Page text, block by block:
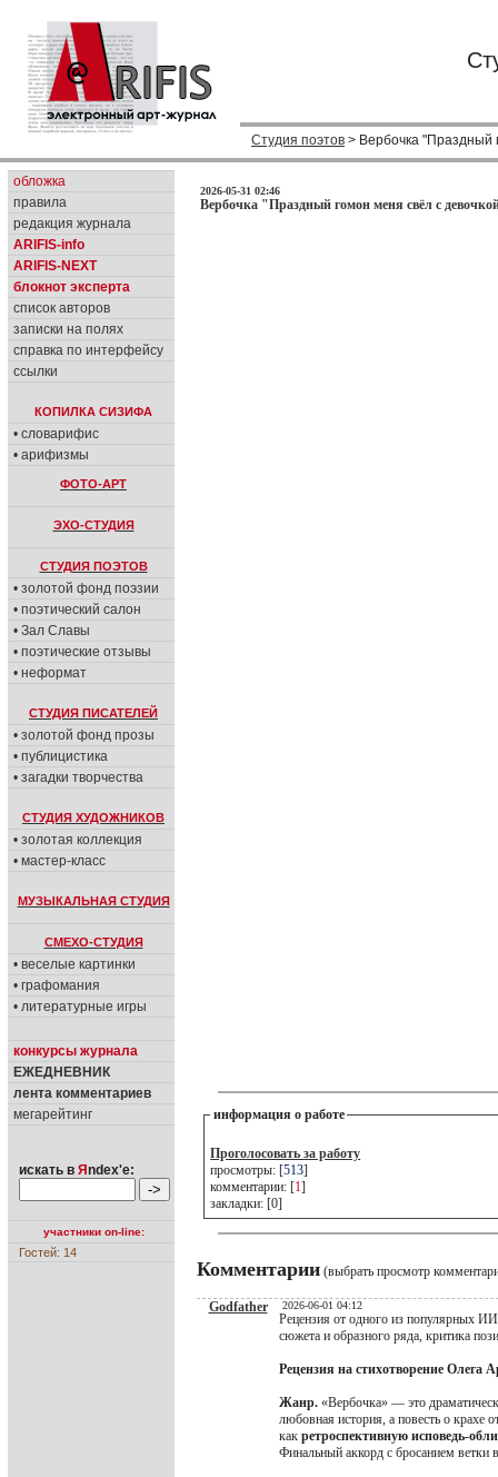
Студия поэтов > Вербочка "Праздный
обложка
правила
редакция журнала
ARIFIS-info
ARIFIS-NEXT
блокнот эксперта
список авторов
записки на полях
справка по интерфейсу
ссылки
КОПИЛКА СИЗИФА
• словарифис
• арифизмы
ФОТО-АРТ
ЭХО-СТУДИЯ
СТУДИЯ ПОЭТОВ
• золотой фонд поэзии
• поэтический салон
• Зал Славы
• поэтические отзывы
• неформат
СТУДИЯ ПИСАТЕЛЕЙ
• золотой фонд прозы
• публицистика
• загадки творчества
СТУДИЯ ХУДОЖНИКОВ
• золотая коллекция
• мастер-класс
МУЗЫКАЛЬНАЯ СТУДИЯ
СМЕХО-СТУДИЯ
• веселые картинки
• графомания
• литературные игры
конкурсы журнала
ЕЖЕДНЕВНИК
лента комментариев
мегарейтинг
искать в Я ndex'е:
участники on-line:
Гостей: 14
2026-05-31 02:46
Вербочка "Праздный гомон меня свёл с
информация о работе
Проголосовать за работу
просмотры: [513]
комментарии: [1]
закладки: [0]
Комментарии (выбрать просмотр
Godfather 2026-06-01 04:12
Рецензия от одного из популярных
сюжета и образного ряда, критика
Рецензия на стихотворение Олега
Жанр. «Вербочка» — это
любовная история, а повесть о крахе
как ретроспективную исповедь-
Финальный аккорд с бросанием ветки